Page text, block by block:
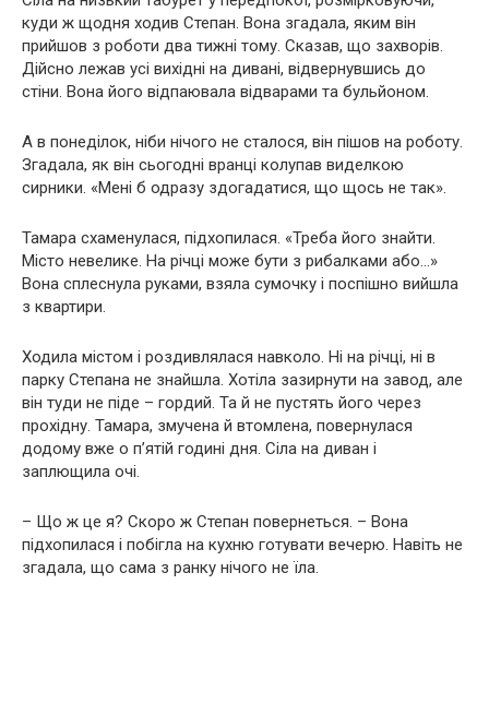
куди ж щодня ходив Степан. Вона згадала, яким він
прийшов з роботи два тижні тому. Сказав, що захворів.
Дійсно лежав усі вихідні на дивані, відвернувшись до
стіни. Вона його відпаювала відварами та бульйоном.
А в понеділок, ніби нічого не сталося, він пішов на роботу.
Згадала, як він сьогодні вранці колупав виделкою
сирники. «Мені б одразу здогадатися, що щось не так».
Тамара схаменулася, підхопилася. «Треба його знайти.
Місто невелике. На річці може бути з рибалками або…»
Вона сплеснула руками, взяла сумочку і поспішно вийшла
з квартири.
Ходила містом і роздивлялася навколо. Ні на річці, ні в
парку Степана не знайшла. Хотіла зазирнути на завод, але
він туди не піде – гордий. Та й не пустять його через
прохідну. Тамара, змучена й втомлена, повернулася
додому вже о п’ятій годині дня. Сіла на диван і
заплющила очі.
– Що ж це я? Скоро ж Степан повернеться. – Вона
підхопилася і побігла на кухню готувати вечерю. Навіть не
згадала, що сама з ранку нічого не їла.